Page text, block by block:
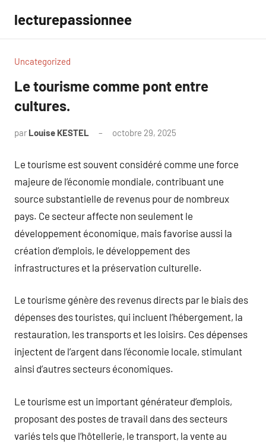
contenu
lecturepassionnee
Uncategorized
Le tourisme comme pont entre
cultures.
par Louise KESTEL octobre 29, 2025
Le tourisme est souvent considéré comme une force
majeure de l’économie mondiale, contribuant une
source substantielle de revenus pour de nombreux
pays. Ce secteur affecte non seulement le
développement économique, mais favorise aussi la
création d’emplois, le développement des
infrastructures et la préservation culturelle.
Le tourisme génère des revenus directs par le biais des
dépenses des touristes, qui incluent l’hébergement, la
restauration, les transports et les loisirs. Ces dépenses
injectent de l’argent dans l’économie locale, stimulant
ainsi d’autres secteurs économiques.
Le tourisme est un important générateur d’emplois,
proposant des postes de travail dans des secteurs
variés tels que l’hôtellerie, le transport, la vente au